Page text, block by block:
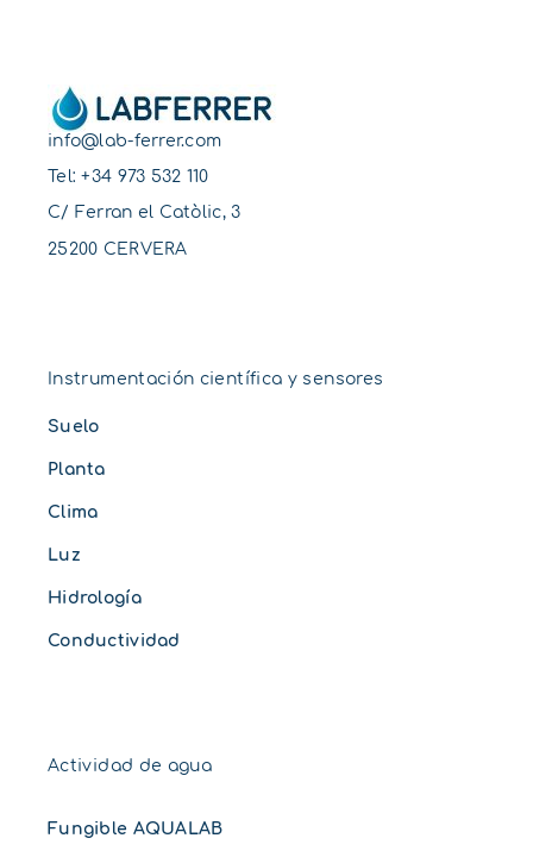
info@lab-ferrer.com
Tel:+34 973 532 110
C/ Ferran el Catòlic, 3
25200 CERVERA
Instrumentación científica y sensores
Suelo
Planta
Clima
Luz
Hidrología
Conductividad
Actividad de agua
Fungible AQUALAB